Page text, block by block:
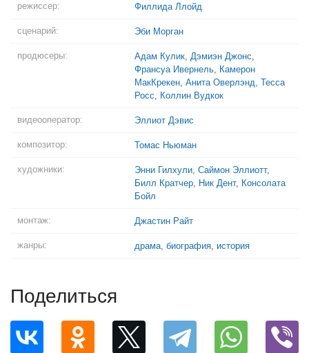
режиссер: Филлида Ллойд
сценарий: Эби Морган
продюсеры: Адам Кулик, Дэмиэн Джонс,
Франсуа Ивернель, Камерон
МакКрекен, Анита Оверлэнд, Тесса
Росс, Коллин Вудкок
видеооператор: Эллиот Дэвис
композитор: Томас Ньюман
художники: Энни Гилхули, Саймон Эллиотт,
Билл Кратчер, Ник Дент, Консолата
Бойл
монтаж: Джастин Райт
жанры: драма, биография, история
Поделиться